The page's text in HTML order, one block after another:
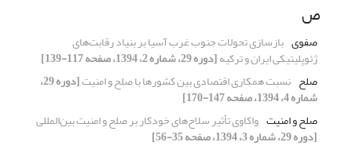
ص
صفوی بازسازی تحولات جنوب غرب آسیا بر بنیاد رقابت‌های
ژئوپلیتیکی ایران و ترکیه[دوره 29، شماره 2، 1394، صفحه 117-139]
صلح نسبت همکاری اقتصادی بین کشورها با صلح و امنیت [دوره 29،
شماره 4، 1394، صفحه 147-170]
صلح و امنیت واکاوی تأثیر سلاح‌های خودکار بر صلح و امنیت بین‌المللی
[دوره 29، شماره 3، 1394، صفحه 35-56]